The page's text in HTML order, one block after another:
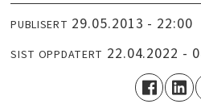
PUBLISERT 29.05.2013 - 22:00
SIST OPPDATERT 22.04.2022 -